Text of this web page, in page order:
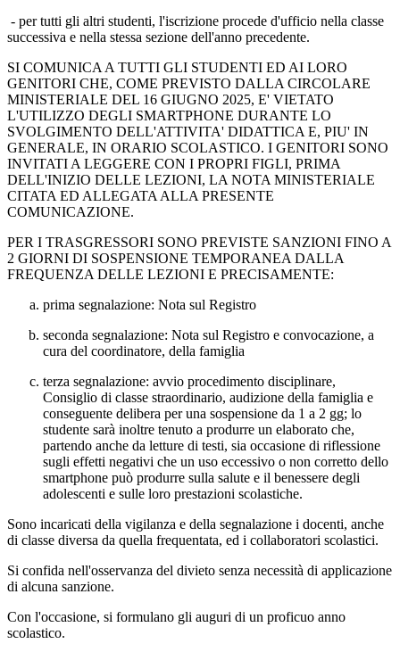
- per tutti gli altri studenti, l'iscrizione procede d'ufficio nella classe
successiva e nella stessa sezione dell'anno precedente.
SI COMUNICA A TUTTI GLI STUDENTI ED AI LORO
GENITORI CHE, COME PREVISTO DALLA CIRCOLARE
MINISTERIALE DEL 16 GIUGNO 2025, E' VIETATO
L'UTILIZZO DEGLI SMARTPHONE DURANTE LO
SVOLGIMENTO DELL'ATTIVITA' DIDATTICA E, PIU' IN
GENERALE, IN ORARIO SCOLASTICO. I GENITORI SONO
INVITATI A LEGGERE CON I PROPRI FIGLI, PRIMA
DELL'INIZIO DELLE LEZIONI, LA NOTA MINISTERIALE
CITATA ED ALLEGATA ALLA PRESENTE
COMUNICAZIONE.
PER I TRASGRESSORI SONO PREVISTE SANZIONI FINO A
2 GIORNI DI SOSPENSIONE TEMPORANEA DALLA
FREQUENZA DELLE LEZIONI E PRECISAMENTE:
prima segnalazione: Nota sul Registro
seconda segnalazione: Nota sul Registro e convocazione, a
cura del coordinatore, della famiglia
terza segnalazione: avvio procedimento disciplinare,
Consiglio di classe straordinario, audizione della famiglia e
conseguente delibera per una sospensione da 1 a 2 gg; lo
studente sarà inoltre tenuto a produrre un elaborato che,
partendo anche da letture di testi, sia occasione di riflessione
sugli effetti negativi che un uso eccessivo o non corretto dello
smartphone può produrre sulla salute e il benessere degli
adolescenti e sulle loro prestazioni scolastiche.
Sono incaricati della vigilanza e della segnalazione i docenti, anche
di classe diversa da quella frequentata, ed i collaboratori scolastici.
Si confida nell'osservanza del divieto senza necessità di applicazione
di alcuna sanzione.
Con l'occasione, si formulano gli auguri di un proficuo anno
scolastico.